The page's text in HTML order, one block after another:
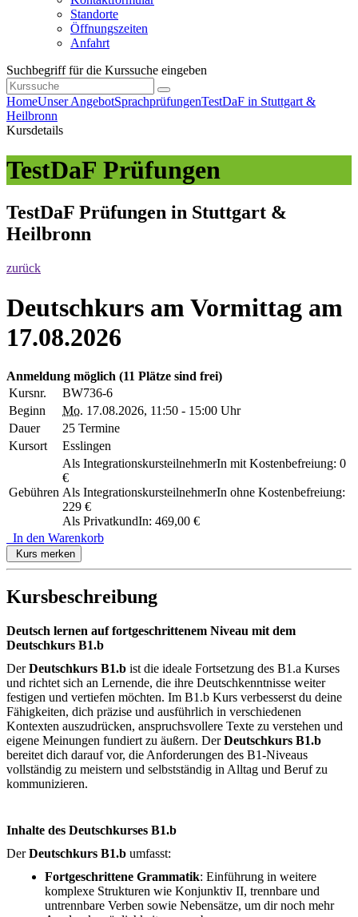
Standorte
Öffnungszeiten
Anfahrt
Suchbegriff für die Kurssuche eingeben
HomeUnser AngebotSprachprüfungenTestDaF in Stuttgart &
Heilbronn
Kursdetails
TestDaF Prüfungen
TestDaF Prüfungen in Stuttgart &
Heilbronn
zurück
Deutschkurs am Vormittag am
17.08.2026
Anmeldung möglich (11 Plätze sind frei)
Kursnr.
BW736-6
Beginn
Mo. 17.08.2026, 11:50 - 15:00 Uhr
Dauer
25 Termine
Kursort
Esslingen
Gebühren
Als IntegrationskursteilnehmerIn mit Kostenbefreiung: 0
€
Als IntegrationskursteilnehmerIn ohne Kostenbefreiung:
229 €
Als PrivatkundIn: 469,00 €
In den Warenkorb
Kurs merken
Kursbeschreibung
Deutsch lernen auf fortgeschrittenem Niveau mit dem
Deutschkurs B1.b
DerDeutschkurs B1.b ist die ideale Fortsetzung des B1.a Kurses
und richtet sich an Lernende, die ihre Deutschkenntnisse weiter
festigen und vertiefen möchten. Im B1.b Kurs verbesserst du deine
Fähigkeiten, dich präzise und ausführlich in verschiedenen
Kontexten auszudrücken, anspruchsvollere Texte zu verstehen und
eigene Meinungen fundiert zu äußern. DerDeutschkurs B1.b
bereitet dich darauf vor, die Anforderungen des B1-Niveaus
vollständig zu meistern und selbstständig in Alltag und Beruf zu
kommunizieren.
Inhalte des Deutschkurses B1.b
DerDeutschkurs B1.b umfasst:
Fortgeschrittene Grammatik: Einführung in weitere
komplexe Strukturen wie Konjunktiv II, trennbare und
untrennbare Verben sowie Nebensätze, um dir noch mehr